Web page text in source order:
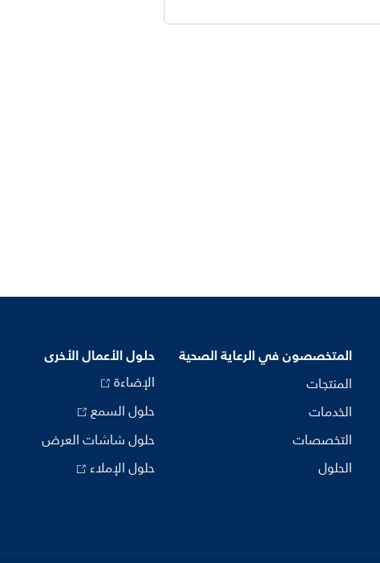
المتخصصون في الرعاية الصحية
المنتجات
الخدمات
التخصصات
الحلول
حلول الأعمال الأخرى
الإضاءة
حلول السمع
حلول شاشات العرض
حلول الإملاء